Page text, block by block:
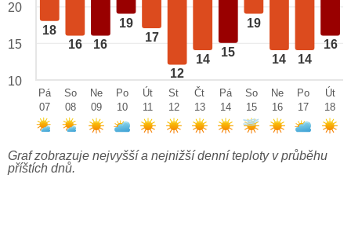
18
16 16
19
17
12
14
15
19
14 14
16
20
15
10
Pá
07
So
08
Ne
09
Po
10
Út
11
St
12
Čt
13
Pá
14
So
15
Ne
16
Po
17
Út
18
Graf zobrazuje nejvyšší a nejnižší denní teploty v průběhu
příštích dnů.